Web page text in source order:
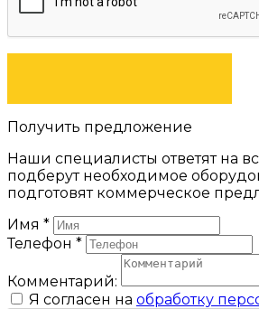
Получить предложение
Наши специалисты ответят на
подберут необходимое
подготовят коммерческое
Имя *
Телефон *
Комментарий:
Я согласен на обработку